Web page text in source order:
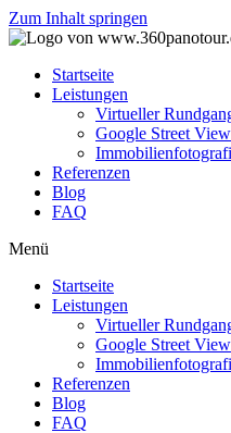
Zum Inhalt springen
Startseite
Leistungen
Virtueller
Google Street View
Referenzen
Blog
FAQ
Menü
Startseite
Leistungen
Virtueller
Google Street View
Referenzen
Blog
FAQ